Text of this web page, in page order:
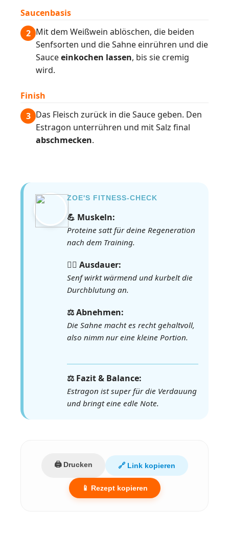
Saucenbasis
2 Mit dem Weißwein ablöschen, die beiden
Senfsorten und die Sahne einrühren und die
Sauceeinkochen lassen, bis sie cremig
wird.
Finish
3 Das Fleisch zurück in die Sauce geben. Den
Estragon unterrühren und mit Salz final
abschmecken.
ZOE'S FITNESS-CHECK
💪 Muskeln:
Proteine satt für deine Regeneration
nach dem Training.
🏃‍♀️ Ausdauer:
Senf wirkt wärmend und kurbelt die
Durchblutung an.
⚖️ Abnehmen:
Die Sahne macht es recht gehaltvoll,
also nimm nur eine kleine Portion.
⚖️ Fazit & Balance:
Estragon ist super für die Verdauung
und bringt eine edle Note.
🖨️ Drucken 🔗 Link kopieren
📱 Rezept kopieren